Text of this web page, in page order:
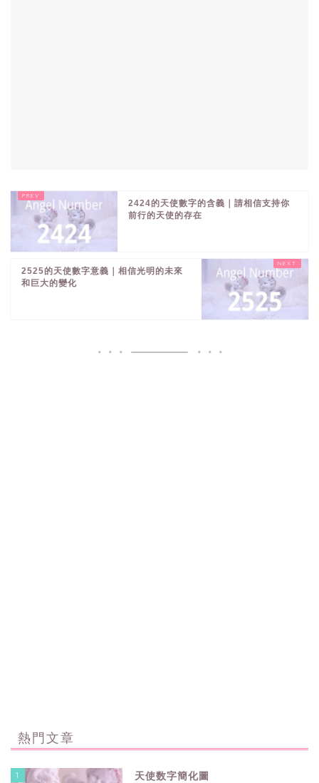
2424的天使數字的含義｜請相信支持你
前行的天使的存在
2525的天使數字意義｜相信光明的未來
和巨大的變化
熱門文章
1 天使数字簡化圖